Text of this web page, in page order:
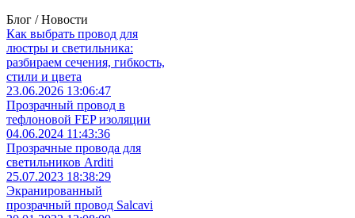
Блог / Новости
Как выбрать провод для
люстры и светильника:
разбираем сечения, гибкость,
стили и цвета
23.06.2026 13:06:47
Прозрачный провод в
тефлоновой FEP изоляции
04.06.2024 11:43:36
Прозрачные провода для
светильников Arditi
25.07.2023 18:38:29
Экранированный
прозрачный провод Salcavi